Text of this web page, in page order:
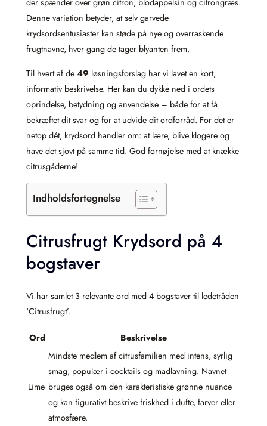
der spænder over grøn citron, blodappelsin og citron­græs.
Denne variation betyder, at selv garvede
krydsordsentusiaster kan støde på nye og overraskende
frugtnavne, hver gang de tager blyanten frem.
Til hvert af de 49 løsningsforslag har vi lavet en kort,
informativ beskrivelse. Her kan du dykke ned i ordets
oprindelse, betydning og anvendelse – både for at få
bekræftet dit svar og for at udvide dit ordforråd. For det er
netop dét, krydsord handler om: at lære, blive klogere og
have det sjovt på samme tid. God fornøjelse med at knække
citrusgåderne!
Indholdsfortegnelse
Citrusfrugt Krydsord på 4
bogstaver
Vi har samlet 3 relevante ord med 4 bogstaver til ledetråden
‘Citrusfrugt’.
Ord Beskrivelse
Lime
Mindste medlem af citrusfamilien med intens, syrlig
smag, populær i cocktails og madlavning. Navnet
bruges også om den karakteristiske grønne nuance
og kan figurativt beskrive friskhed i dufte, farver eller
atmosfære.